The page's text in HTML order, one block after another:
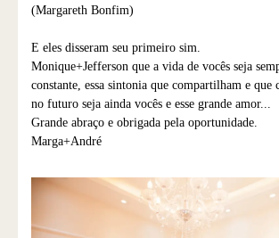
(Margareth Bonfim)
E eles disseram seu primeiro sim.
Monique+Jefferson que a vida de vocês seja
constante, essa sintonia que compartilham e que
no futuro seja ainda vocês e esse grande amor...
Grande abraço e obrigada pela oportunidade.
Marga+André